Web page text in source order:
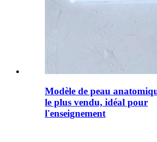
Modèle de peau
le plus vendu, idéal pour
l'enseignement